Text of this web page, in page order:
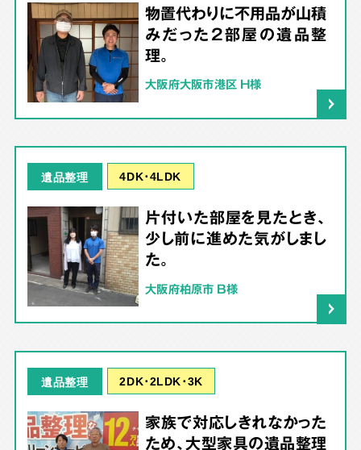
物置代わりに不用品が山積
みだった2部屋の遺品整
理。
大阪府大阪市港区 H様
遺品整理 4DK･4LDK
片付いた部屋を見たとき、
少し前に進めた気がしまし
た。
大阪府柏原市 B様
遺品整理 2DK･2LDK･3K
家族で対応しきれなかった
ため、大型家具の遺品整理